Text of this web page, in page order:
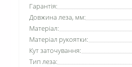
Гарантія:
Довжина леза, мм:
Матеріал:
Матеріал рукоятки:
Кут заточування:
Тип леза: